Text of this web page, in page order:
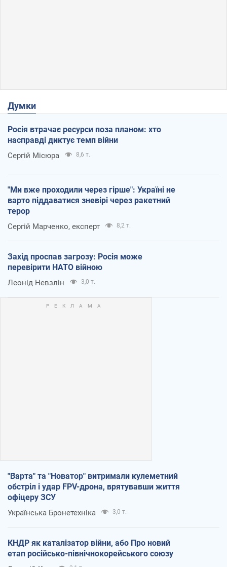
Думки
Росія втрачає ресурси поза планом: хто
насправді диктує темп війни
Сергій Місюра 8,6 т.
"Ми вже проходили через гірше": Україні не
варто піддаватися зневірі через ракетний
терор
Сергій Марченко, експерт 8,2 т.
Захід проспав загрозу: Росія може
перевірити НАТО війною
Леонід Невзлін 3,0 т.
"Варта" та "Новатор" витримали кулеметний
обстріл і удар FPV-дрона, врятувавши життя
офіцеру ЗСУ
Українська Бронетехніка 3,0 т.
КНДР як каталізатор війни, або Про новий
етап російсько-північнокорейського союзу